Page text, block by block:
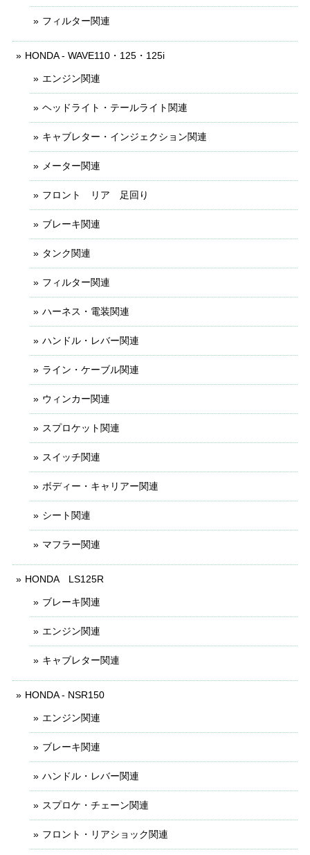
フィルター関連
HONDA - WAVE110・125・125i
エンジン関連
ヘッドライト・テールライト関連
キャブレター・インジェクション関連
メーター関連
フロント リア 足回り
ブレーキ関連
タンク関連
フィルター関連
ハーネス・電装関連
ハンドル・レバー関連
ライン・ケーブル関連
ウィンカー関連
スプロケット関連
スイッチ関連
ボディー・キャリアー関連
シート関連
マフラー関連
HONDA LS125R
ブレーキ関連
エンジン関連
キャブレター関連
HONDA - NSR150
エンジン関連
ブレーキ関連
ハンドル・レバー関連
スプロケ・チェーン関連
フロント・リアショック関連